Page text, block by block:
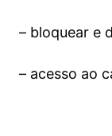
– bloquear e
– acesso ao